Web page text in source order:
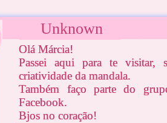
Unknown
Olá Márcia!
Passei aqui para te visitar,
criatividade da mandala.
Também faço parte do
Facebook.
Bjos no coração!